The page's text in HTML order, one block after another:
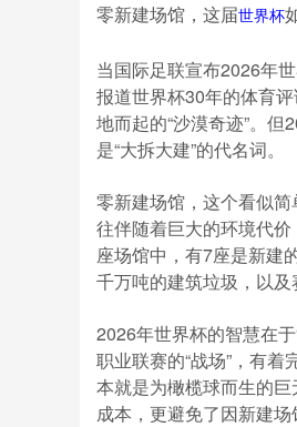
零新建场馆，这届世界杯
当国际足联宣布2026年
报道世界杯30年的体育
地而起的“沙漠奇迹”。
是“大拆大建”的代名词。
零新建场馆，这个看似
往伴随着巨大的环境代
座场馆中，有7座是新建
千万吨的建筑垃圾，以及
2026年世界杯的智慧在
职业联赛的“战场”，有
本就是为橄榄球而生的
成本，更避免了因新建场